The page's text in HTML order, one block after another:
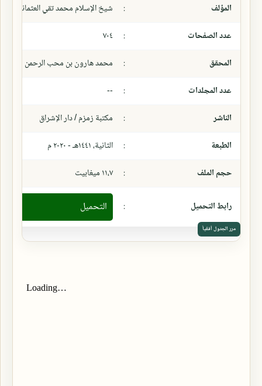
المؤلف
:
شيخ الإسلام محمد تقي العثماني
عدد الصفحات
:
٧٠٤
المحقق
:
محمد هارون بن محب الرحمن
عدد المجلدات
:
--
الناشر
:
مكتبة زمزم / دار الإشراق
الطبعة
:
الثانية، ١٤٤١هـ - ٢٠٢٠ م
حجم الملف
: ١١،٧ ميغابيت
رابط التحميل : التحميل